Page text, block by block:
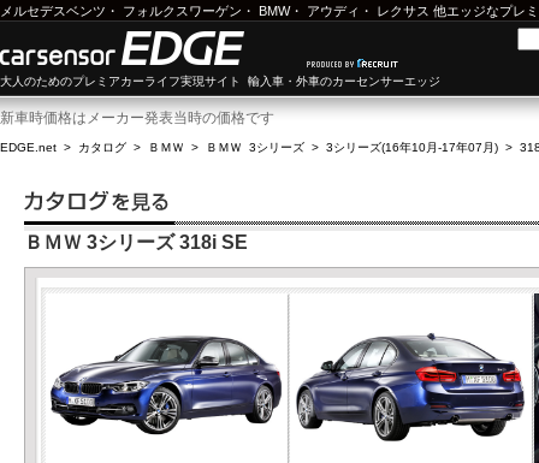
メルセデスベンツ ・ フォルクスワーゲン ・ BMW・ アウディ ・ レクサス 他エッジなプレ
大人のためのプレミアカーライフ実現サイト 輸入車・外車のカーセンサーエッジ
新車時価格はメーカー発表当時の価格です
EDGE.net > カタログ > ＢＭＷ > ＢＭＷ 3シリーズ > 3シリーズ(16年10月-17年07月) >
ＢＭＷ 3シリーズ 318i SE